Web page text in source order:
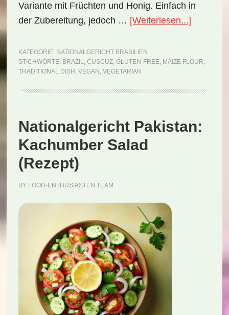
Variante mit Früchten und Honig. Einfach in
der Zubereitung, jedoch … [Weiterlesen...]
(Rezept)
KATEGORIE: NATIONALGERICHT BRASILIEN
STICHWORTE: BRAZIL, CUSCUZ, GLUTEN-FREE, MAIZE FLOUR,
TRADITIONAL DISH , VEGAN , VEGETARIAN
Nationalgericht Pakistan:
Kachumber Salad
(Rezept)
BY FOOD-ENTHUSIASTEN TEAM